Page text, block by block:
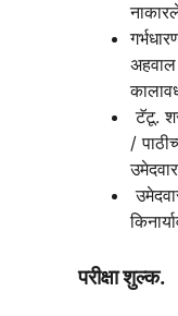
अहवाल
टॅटू.
/
परीक्षा शुल्क.